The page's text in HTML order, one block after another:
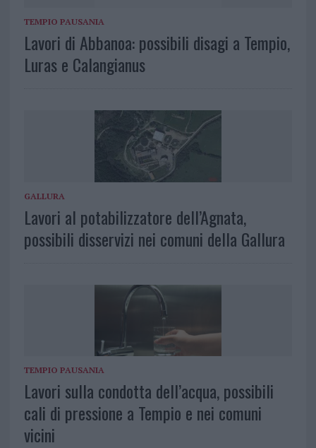
TEMPIO PAUSANIA
Lavori di Abbanoa: possibili disagi a Tempio,
Luras e Calangianus
GALLURA
Lavori al potabilizzatore dell’Agnata,
possibili disservizi nei comuni della Gallura
TEMPIO PAUSANIA
Lavori sulla condotta dell’acqua, possibili
cali di pressione a Tempio e nei comuni
vicini